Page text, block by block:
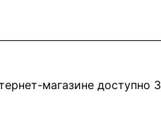
магазине доступно